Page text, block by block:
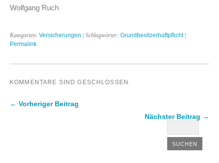
Wolfgang Ruch
Kategorien: Versicherungen | Schlagwörter: Grundbesitzerhaftpflicht|
Permalink
KOMMENTARE SIND GESCHLOSSEN.
← Vorheriger Beitrag
Nächster Beitrag →